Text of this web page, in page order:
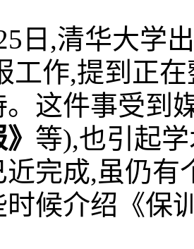
日,清华大学
工作,提到正
。这件事受到
等),也引起
近完成,虽仍有
时候介绍《保